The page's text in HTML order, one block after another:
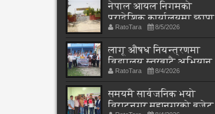
नेपाल आयल निगमको
प्रादेशिक कार्यालयमा छापा
RatoTara 8/5/2026
लागू औषध नियन्त्रणमा
विद्यालय स्तरबाटै अभियान
शुरुRatoTara 8/4/2026
समयमै सार्वजनिक भयो
विराटनगर महानगरको बजेट